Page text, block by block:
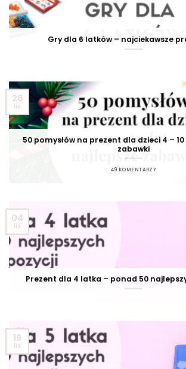
Gry dla 6 latków – najciekawsze
50 pomysłów na prezent dla dzieci 4 –
zabawki
49 KOMENTARZY
28
lis
Prezent dla 4 latka – ponad 50
04
lis
19
lis